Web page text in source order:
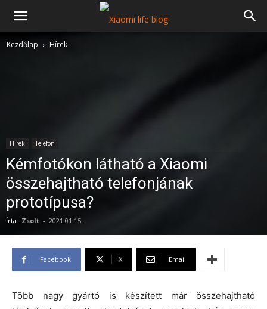
Kezdőlap Hírek
Hírek Telefon
Kémfotókon látható a Xiaomi
összehajtható telefonjának
prototípusa?
Írta: Zsolt - 2021.01.15.
Facebook X Email
Több nagy gyártó is készített már összehajtható